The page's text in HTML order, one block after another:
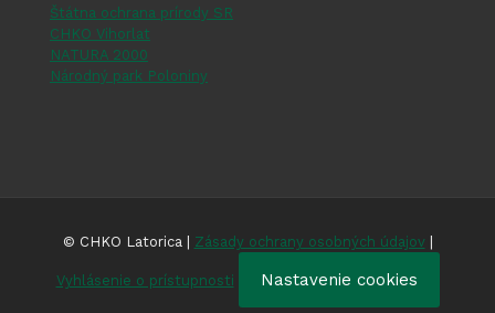
Štátna ochrana prírody SR
CHKO Vihorlat
NATURA 2000
Národný park Poloniny
© CHKO Latorica | Zásady ochrany osobných údajov|
Vyhlásenie o prístupnosti Nastavenie cookies